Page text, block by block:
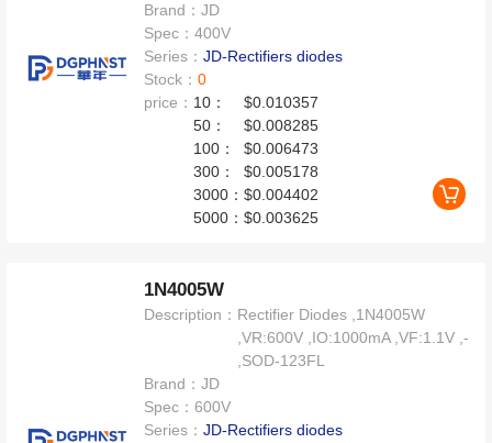
Brand：JD
Spec：400V
Series：JD-Rectifiers diodes
Stock：0
price： 10：
$0.010357
50：
$0.008285
100：
$0.006473
300：
$0.005178
3000：$0.004402
5000：$0.003625
1N4005W
Description： Rectifier Diodes ,1N4005W
,VR:600V ,IO:1000mA ,VF:1.1V ,-
,SOD-123FL
Brand：JD
Spec：600V
Series：JD-Rectifiers diodes